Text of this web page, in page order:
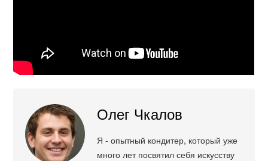
Олег Чкалов
Я - опытный кондитер, который уже
много лет посвятил себя искусству